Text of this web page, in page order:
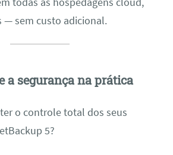
— sem custo adicional.
a segurança na prática
o controle total dos seus
5?